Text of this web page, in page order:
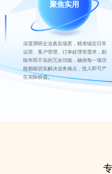
聚焦实用
深度调研企业真实场景，精准锚定日常
运营、客户管理、订单处理等需求，剔
除华而不实的冗余功能，确保每一项功
能都能切实解决业务痛点，投入即可产
生实际价值。